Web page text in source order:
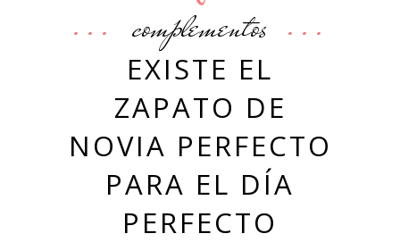
complementos
EXISTE EL
ZAPATO DE
NOVIA PERFECTO
PARA EL DÍA
PERFECTO